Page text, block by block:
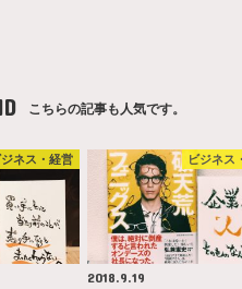
こちらの記事も人気です。
ジネス・経営 ビジネス
2018.9.19